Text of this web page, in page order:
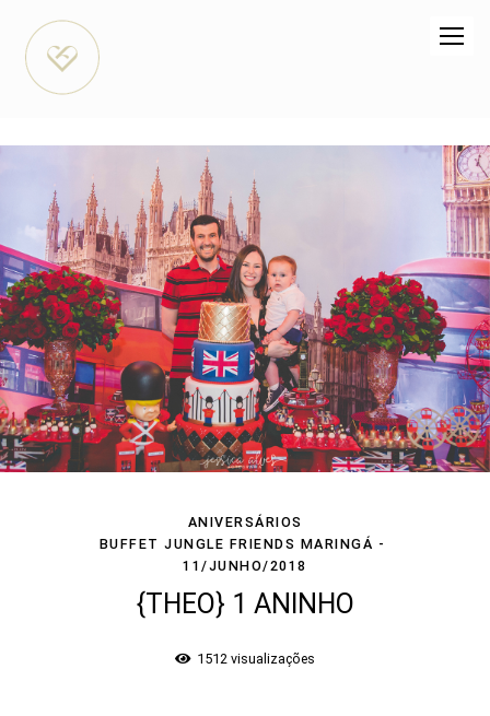
ANIVERSÁRIOS
BUFFET JUNGLE FRIENDS MARINGÁ
11/JUNHO/2018
{THEO} 1 ANINHO
1512 visualizações